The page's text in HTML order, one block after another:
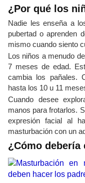
¿Por qué los
Nadie les enseña a
pubertad o aprenden
mismo cuando siento
Los niños a menudo
7 meses de edad.
cambia los pañales.
hasta los 10 u 11
Cuando desee
manos para frotarlos.
expresión facial al
masturbación con un
¿Cómo debería